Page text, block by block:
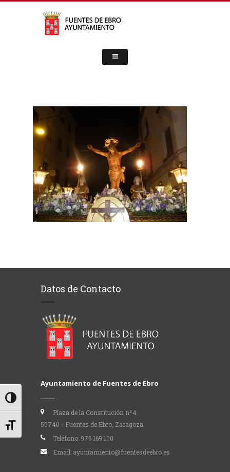
Alternar alto contraste
Alternar tamaño de letra
Datos de Contacto
Ayuntamiento de Fuentes de Ebro
Plaza de la Constitución nº4
50740 - Fuentes de Ebro, Zaragoza
Teléfono: 976 169 100
Email: ayuntamiento@fuentesdeebro.es